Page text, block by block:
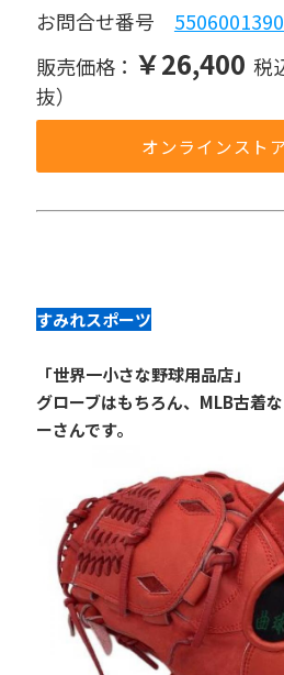
お問合せ番号
販売価格： ￥26,400 税
抜）
オンラインスト
すみれスポーツ
「世界一小さな野球用品店」
グローブはもちろん、MLB古着
ーさんです。